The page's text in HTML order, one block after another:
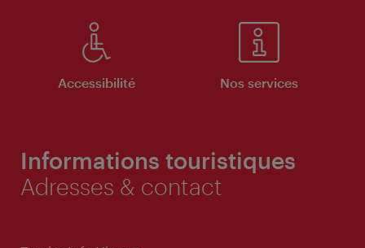
Accessibilité Nos services
Informations touristiques
Adresses & contact